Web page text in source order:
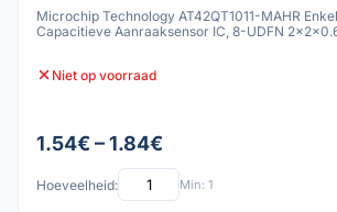
Microchip Technology AT42QT1011-MAHR
Capacitieve Aanraaksensor IC, 8-UDFN
Niet op voorraad
1.54€ – 1.84€
Hoeveelheid: Min: 1